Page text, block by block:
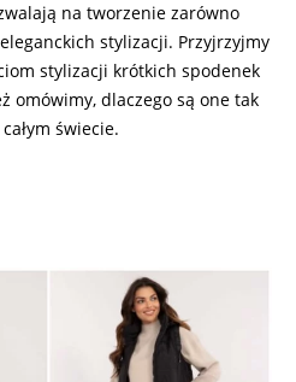
na tworzenie zarówno
stylizacji. Przyjrzyjmy
stylizacji krótkich spodenek
omówimy, dlaczego są one tak
świecie.